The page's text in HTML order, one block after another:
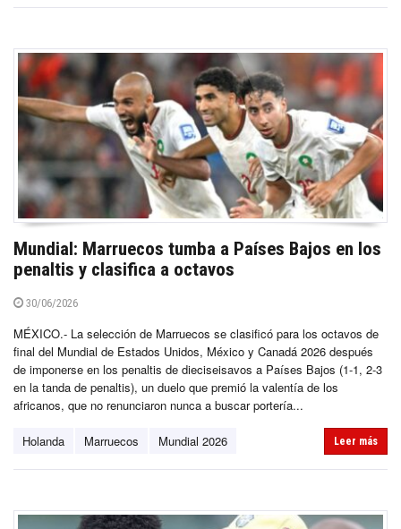
Mundial: Marruecos tumba a Países Bajos en los
penaltis y clasifica a octavos
30/06/2026
MÉXICO.- La selección de Marruecos se clasificó para los octavos de
final del Mundial de Estados Unidos, México y Canadá 2026 después
de imponerse en los penaltis de dieciseisavos a Países Bajos (1-1, 2-3
en la tanda de penaltis), un duelo que premió la valentía de los
africanos, que no renunciaron nunca a buscar portería...
Holanda Marruecos Mundial 2026 Leer más